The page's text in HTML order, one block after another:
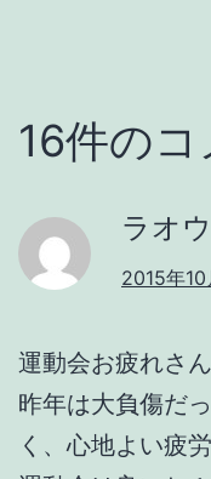
16件のコ
ラオウ
2015年
運動会お疲れさ
昨年は大負傷だ
く、心地よい疲